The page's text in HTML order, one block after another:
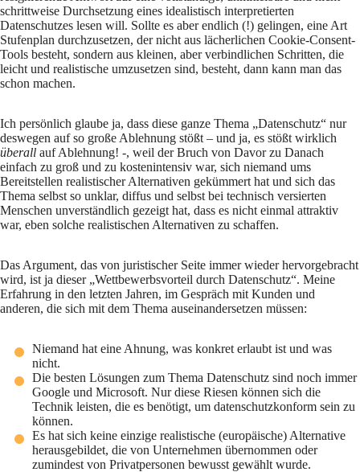
schrittweise Durchsetzung eines idealistisch interpretierten
Datenschutzes lesen will. Sollte es aber endlich (!) gelingen, eine Art
Stufenplan durchzusetzen, der nicht aus lächerlichen Cookie-Consent-
Tools besteht, sondern aus kleinen, aber verbindlichen Schritten, die
leicht und realistische umzusetzen sind, besteht, dann kann man das
schon machen.
Ich persönlich glaube ja, dass diese ganze Thema „Datenschutz“ nur
deswegen auf so große Ablehnung stößt – und ja, es stößt wirklich
überall auf Ablehnung! -, weil der Bruch von Davor zu Danach
einfach zu groß und zu kostenintensiv war, sich niemand ums
Bereitstellen realistischer Alternativen gekümmert hat und sich das
Thema selbst so unklar, diffus und selbst bei technisch versierten
Menschen unverständlich gezeigt hat, dass es nicht einmal attraktiv
war, eben solche realistischen Alternativen zu schaffen.
Das Argument, das von juristischer Seite immer wieder hervorgebracht
wird, ist ja dieser „Wettbewerbsvorteil durch Datenschutz“. Meine
Erfahrung in den letzten Jahren, im Gespräch mit Kunden und
anderen, die sich mit dem Thema auseinandersetzen müssen:
Niemand hat eine Ahnung, was konkret erlaubt ist und was
nicht.
Die besten Lösungen zum Thema Datenschutz sind noch immer
Google und Microsoft. Nur diese Riesen können sich die
Technik leisten, die es benötigt, um datenschutzkonform sein zu
können.
Es hat sich keine einzige realistische (europäische) Alternative
herausgebildet, die von Unternehmen übernommen oder
zumindest von Privatpersonen bewusst gewählt wurde.